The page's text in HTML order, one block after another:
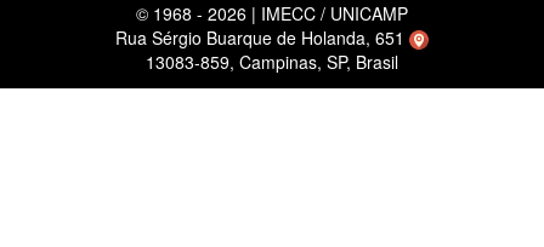
© 1968 - 2026 | IMECC / UNICAMP
Rua Sérgio Buarque de Holanda, 651
13083-859, Campinas, SP, Brasil